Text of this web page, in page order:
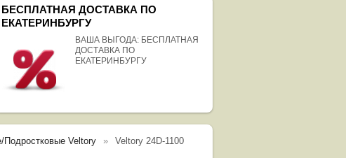
БЕСПЛАТНАЯ ДОСТАВКА ПО
ЕКАТЕРИНБУРГУ
ВАША ВЫГОДА: БЕСПЛАТНАЯ
ДОСТАВКА ПО
ЕКАТЕРИНБУРГУ
Подростковые Veltory
Veltory 24D-1100